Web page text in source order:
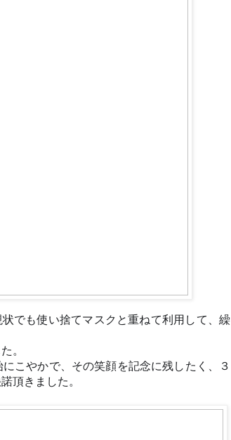
でも使い捨てマスクと重ねて利用して、繰
。
こやかで、その笑顔を記念に残したく、３
頂きました。